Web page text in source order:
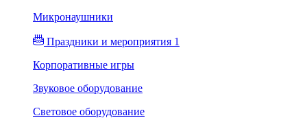
Микронаушники
Праздники и мероприятия 1
Корпоративные игры
Звуковое оборудование
Световое оборудование